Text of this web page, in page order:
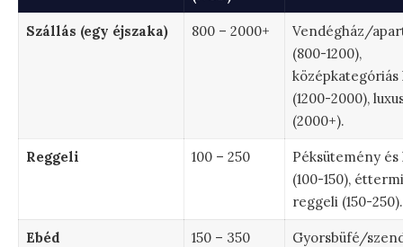
Szállás (egy éjszaka) 800 – 2000+
Vendégház/
(800-1200),
középkategóriás
(1200-2000),
(2000+).
Reggeli 100 – 250
Péksütemény és
(100-150), éttermi
reggeli (150-250).
Ebéd 150 – 350
Gyorsbüfé/